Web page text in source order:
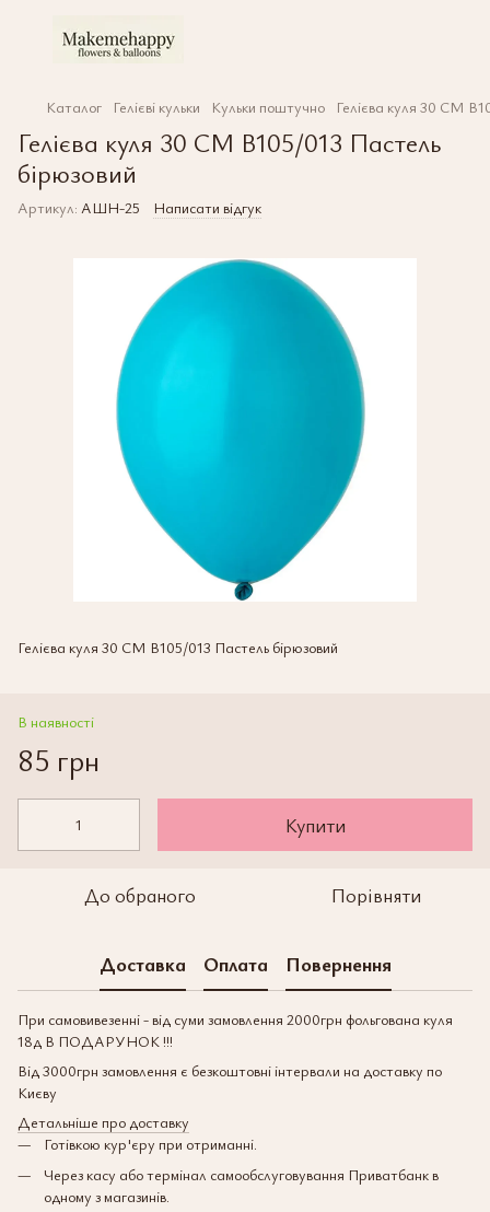
Каталог Гелієві кульки Кульки поштучно Гелієва куля 30 СМ
Гелієва куля 30 СМ В105/013 Пастель
бірюзовий
Артикул: АШН-25 Написати відгук
Гелієва куля 30 СМ В105/013 Пастель бірюзовий
В наявності
85 грн
Купити
До обраного Порівняти
Доставка Оплата Повернення
При самовивезенні - від суми замовлення 2000грн фольгована куля
18д В ПОДАРУНОК !!!
Від 3000грн замовлення є безкоштовні інтервали на доставку по
Києву
Детальніше про доставку
Готівкою кур'єру при отриманні.
Через касу або термінал самообслуговування Приватбанк в
одному з магазинів.